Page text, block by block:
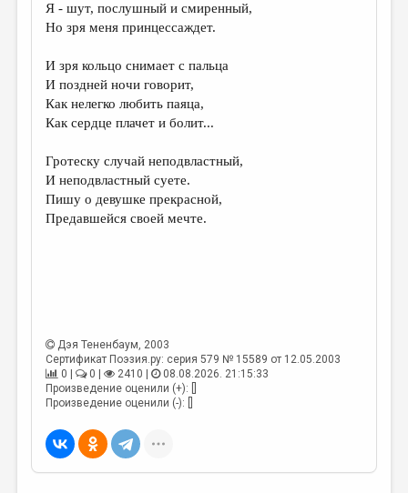
МАЛАЯ ПРОЗА
ЛИТЕРАТУРОВЕДЕНИЕ
КУЛЬТУРОВЕДЕНИЕ
РЕЦЕНЗИРОВАНИЕ
ЦИКЛЫ ПУБЛИКАЦИЙ
Я - шут, послушный и смиренный,
Но зря меня принцессаждет.
И зря кольцо снимает с пальца
И поздней ночи говорит,
Как нелегко любить паяца,
Как сердце плачет и болит...
Гротеску случай неподвластный,
И неподвластный суете.
Пишу о девушке прекрасной,
Предавшейся своей мечте.
Дэя Тененбаум, 2003
Сертификат Поэзия.ру: серия 579 № 15589 от 12.05.2003
0 |
0 | 2410 |
08.08.2026. 21:15:33
Произведение оценили (+): []
Произведение оценили (-): []